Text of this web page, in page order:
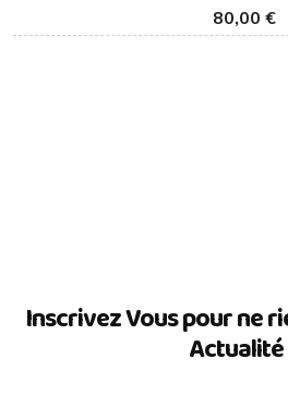
80,00 €
Inscrivez Vous pour ne
Actualité